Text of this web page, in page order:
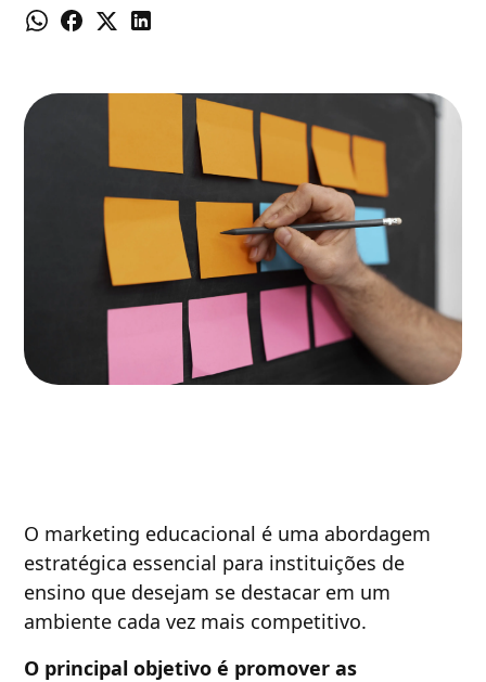
O marketing educacional é uma abordagem
estratégica essencial para instituições de
ensino que desejam se destacar em um
ambiente cada vez mais competitivo.
O principal objetivo é promover as